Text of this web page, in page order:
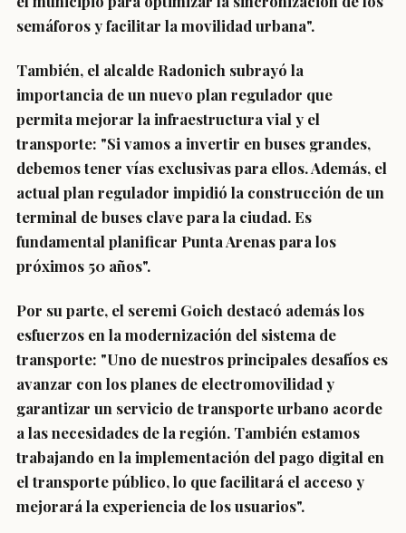
semáforos y facilitar la movilidad urbana".
También, el alcalde Radonich subrayó la
importancia de un nuevo plan regulador que
permita mejorar la infraestructura vial y el
transporte: "Si vamos a invertir en buses grandes,
debemos tener vías exclusivas para ellos. Además, el
actual plan regulador impidió la construcción de un
terminal de buses clave para la ciudad. Es
fundamental planificar Punta Arenas para los
próximos 50 años".
Por su parte, el seremi Goich destacó además los
esfuerzos en la modernización del sistema de
transporte: "Uno de nuestros principales desafíos es
avanzar con los planes de electromovilidad y
garantizar un servicio de transporte urbano acorde
a las necesidades de la región. También estamos
trabajando en la implementación del pago digital en
el transporte público, lo que facilitará el acceso y
mejorará la experiencia de los usuarios".